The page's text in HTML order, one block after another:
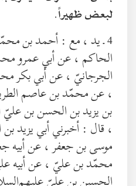
لبعض ظهيراً.
4 ـ يد ، مع : أحمد بن
الحاكم ، عن أبي عمرو
الجرجانيّ ، عن أبي بكر
، عن محمّد بن عاصم
بن يزيد بن الحسن بن عليّ
، قال : أخبرني أبي يزيد
موسى بن جعفر ، عن أبيه
محمّد بن عليّ ، عن أبيه
الحسين بن عليّ